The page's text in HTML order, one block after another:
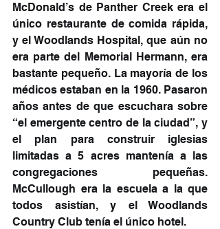
McDonald’s de Panther Creek era el
único restaurante de comida rápida,
y el Woodlands Hospital, que aún no
era parte del Memorial Hermann, era
bastante pequeño. La mayoría de los
médicos estaban en la 1960. Pasaron
años antes de que escuchara sobre
“el emergente centro de la ciudad”, y
el plan para construir iglesias
limitadas a 5 acres mantenía a las
congregaciones pequeñas.
McCullough era la escuela a la que
todos asistían, y el Woodlands
Country Club tenía el único hotel.